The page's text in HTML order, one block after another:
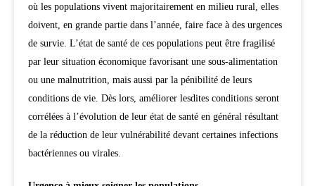
où les populations vivent majoritairement en milieu rural, elles
doivent, en grande partie dans l’année, faire face à des urgences
de survie. L’état de santé de ces populations peut être fragilisé
par leur situation économique favorisant une sous-alimentation
ou une malnutrition, mais aussi par la pénibilité de leurs
conditions de vie. Dès lors, améliorer lesdites conditions seront
corrélées à l’évolution de leur état de santé en général résultant
de la réduction de leur vulnérabilité devant certaines infections
bactériennes ou virales.